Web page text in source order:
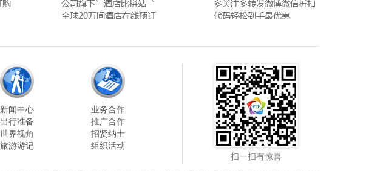
新闻中心
出行准备
世界视角
旅游游记
业务合作
推广合作
招贤纳士
组织活动
扫一扫有惊喜